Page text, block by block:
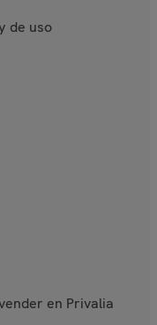
de uso
en Privalia